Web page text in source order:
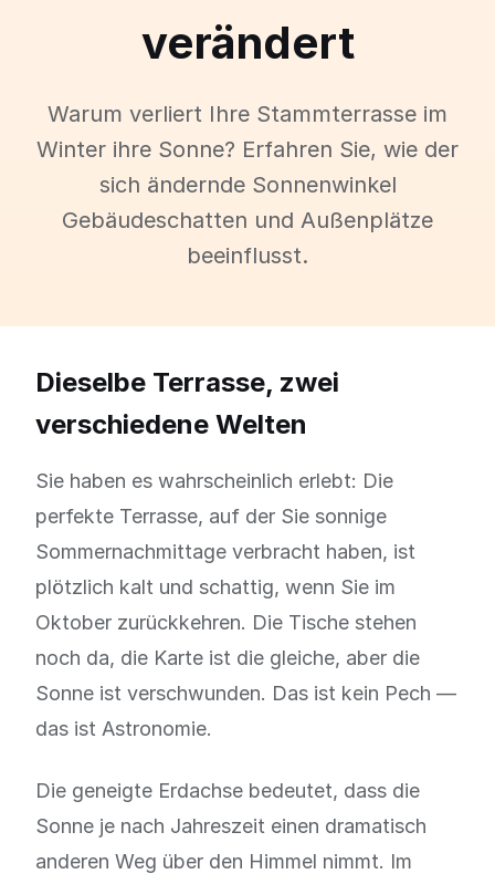
verändert
Warum verliert Ihre Stammterrasse im
Winter ihre Sonne? Erfahren Sie, wie der
sich ändernde Sonnenwinkel
Gebäudeschatten und Außenplätze
beeinflusst.
Dieselbe Terrasse, zwei
verschiedene Welten
Sie haben es wahrscheinlich erlebt: Die
perfekte Terrasse, auf der Sie sonnige
Sommernachmittage verbracht haben, ist
plötzlich kalt und schattig, wenn Sie im
Oktober zurückkehren. Die Tische stehen
noch da, die Karte ist die gleiche, aber die
Sonne ist verschwunden. Das ist kein Pech —
das ist Astronomie.
Die geneigte Erdachse bedeutet, dass die
Sonne je nach Jahreszeit einen dramatisch
anderen Weg über den Himmel nimmt. Im